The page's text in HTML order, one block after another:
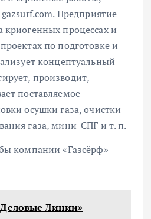
Предприятие
криогенных процессах и
по подготовке и
концептуальный
производит,
поставляемое
осушки газа, очистки
газа, мини-СПГ и т. п.
компании «Газсёрф»
Линии»